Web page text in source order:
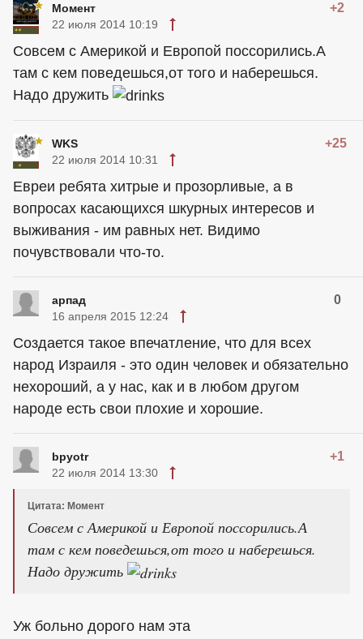
Момент +2
22 июля 2014 10:19
Совсем с Америкой и Европой поссорились.А
там с кем поведешься,от того и наберешься.
Надо дружить
WKS +25
22 июля 2014 10:31
Евреи ребята хитрые и прозорливые, а в
вопросах касающихся шкурных интересов и
выживания - им равных нет. Видимо
почувствовали что-то.
арпад 0
16 апреля 2015 12:24
Создается такое впечатление, что для всех
народ Израиля - это один человек и обязательно
нехороший, а у нас, как и в любом другом
народе есть свои плохие и хорошие.
bpyotr +1
22 июля 2014 13:30
Цитата: Момент
Совсем с Америкой и Европой поссорились.А
там с кем поведешься,от того и наберешься.
Надо дружить
Уж больно дорого нам эта